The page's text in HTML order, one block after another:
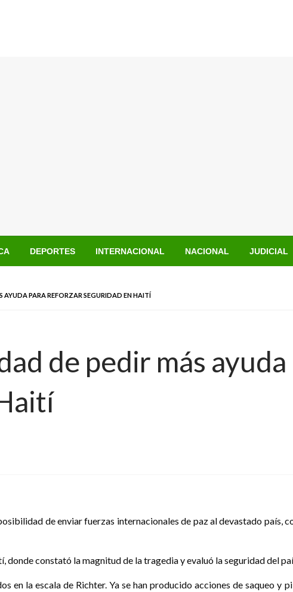
DEPORTES INTERNACIONAL NACIONAL JUDICIAL
PARA REFORZAR SEGURIDAD EN HAITÍ
de pedir más ayuda
de enviar fuerzas internacionales de paz al devastado país,
constató la magnitud de la tragedia y evaluó la seguridad del
en la escala de Richter. Ya se han producido acciones de saqueo y